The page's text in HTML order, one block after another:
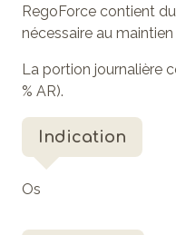
RegoForce contient
nécessaire au
La portion journalière
% AR).
Indication
Os